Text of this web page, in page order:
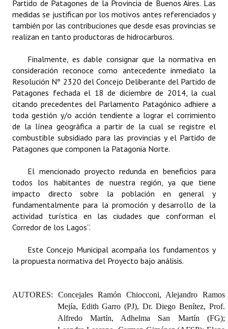
Partido de Patagones de la Provincia de Buenos Aires. Las
medidas se justifican por los motivos antes referenciados y
también por las contribuciones que desde esas provincias se
realizan en tanto productoras de hidrocarburos.
Finalmente, es dable consignar que la normativa en
consideración reconoce como antecedente inmediato la
Resolución Nº 2320 del Concejo Deliberante del Partido de
Patagones fechada el 18 de diciembre de 2014, la cual
citando precedentes del Parlamento Patagónico adhiere a
toda gestión y/o acción tendiente a lograr el corrimiento
de la línea geográfica a partir de la cual se registre el
combustible subsidiado para las provincias y el Partido de
Patagones que componen la Patagonia Norte.
El mencionado proyecto redunda en beneficios para
todos los habitantes de nuestra región, ya que tiene
impacto directo sobre la población en general y
fundamentalmente para la promoción y desarrollo de la
actividad turística en las ciudades que conforman el
Corredor de los Lagos”.
Este Concejo Municipal acompaña los fundamentos y
la propuesta normativa del Proyecto bajo análisis.
AUTORES: Concejales Ramón Chiocconi, Alejandro Ramos
Mejía, Edith Garro (PJ), Dr. Diego Benítez, Prof.
Alfredo Martín, Adhelma San Martín (FG);